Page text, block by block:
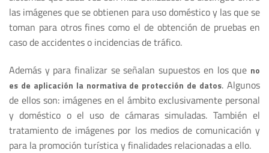
las imágenes que se obtienen para uso doméstico y las que se
toman para otros fines como el de obtención de pruebas en
caso de accidentes o incidencias de tráfico.
Además y para finalizar se señalan supuestos en los que no
es de aplicación la normativa de protección de datos. Algunos
de ellos son: imágenes en el ámbito exclusivamente personal
y doméstico o el uso de cámaras simuladas. También el
tratamiento de imágenes por los medios de comunicación y
para la promoción turística y finalidades relacionadas a ello.